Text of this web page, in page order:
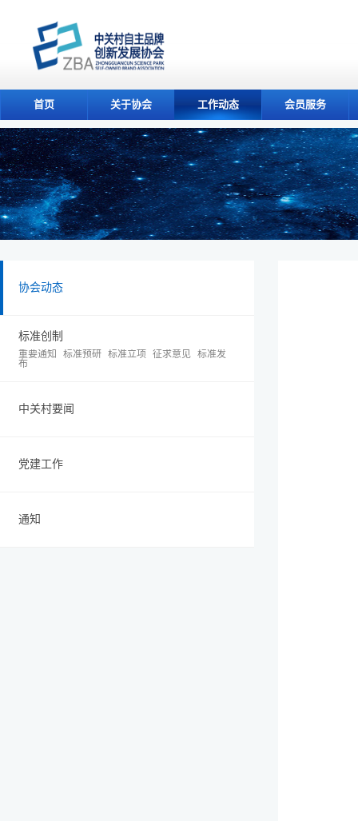
首页 关于协会 工作动态 会员服务
协会动态
标准创制
重要通知 标准预研 标准立项 征求意见 标准发
布
中关村要闻
党建工作
通知